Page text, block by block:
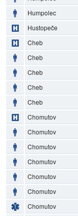
Humpolec
Hustopeče
Cheb
Cheb
Cheb
Cheb
Cheb
Chomutov
Chomutov
Chomutov
Chomutov
Chomutov
Chomutov
Chomutov